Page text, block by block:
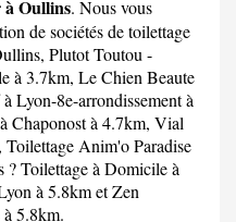
Oullins. Nous vous
de sociétés de toilettage
Plutot Toutou -
à 3.7km, Le Chien Beaute
à Lyon-8e-arrondissement à
Chaponost à 4.7km, Vial
Toilettage Anim'o Paradise
? Toilettage à Domicileà
à 5.8km etZen
5.8km.